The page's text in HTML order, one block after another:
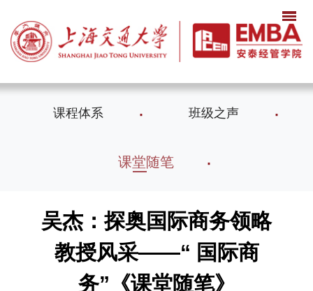
课程体系 班级之声
课堂随笔
吴杰：探奥国际商务领略
教授风采——“ 国际商
务”《课堂随笔》